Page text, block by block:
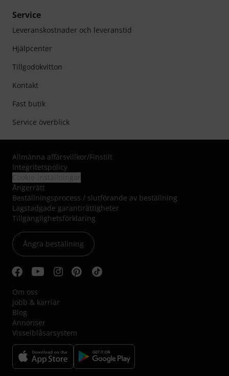
Service
Leveranskostnader och leveranstid
Hjälpcenter
Tillgodokvitton
Kontakt
Fast butik
Service överblick
Allmänna affärsvillkor/Finstilt
Integritetspolicy
Ångerrätt
Beställningsprocess / slutförande av beställning
Lagstadgade garantirättigheter
Tillgänglighetsförklaring
Ångra beställning
Om oss
Jobb & karriär
Blog
Annonser
Visselblåsarsystem